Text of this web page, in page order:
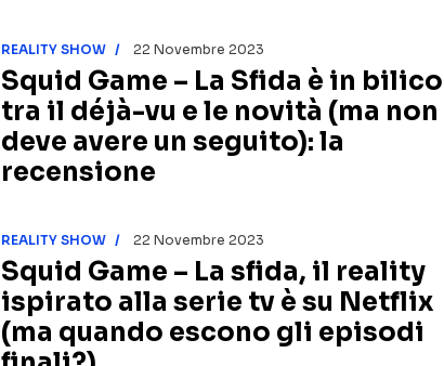
REALITY SHOW 22 Novembre 2023
Squid Game – La Sfida è in bilico
tra il déjà-vu e le novità (ma non
deve avere un seguito): la
recensione
REALITY SHOW 22 Novembre 2023
Squid Game – La sfida, il reality
ispirato alla serie tv è su Netflix
(ma quando escono gli episodi